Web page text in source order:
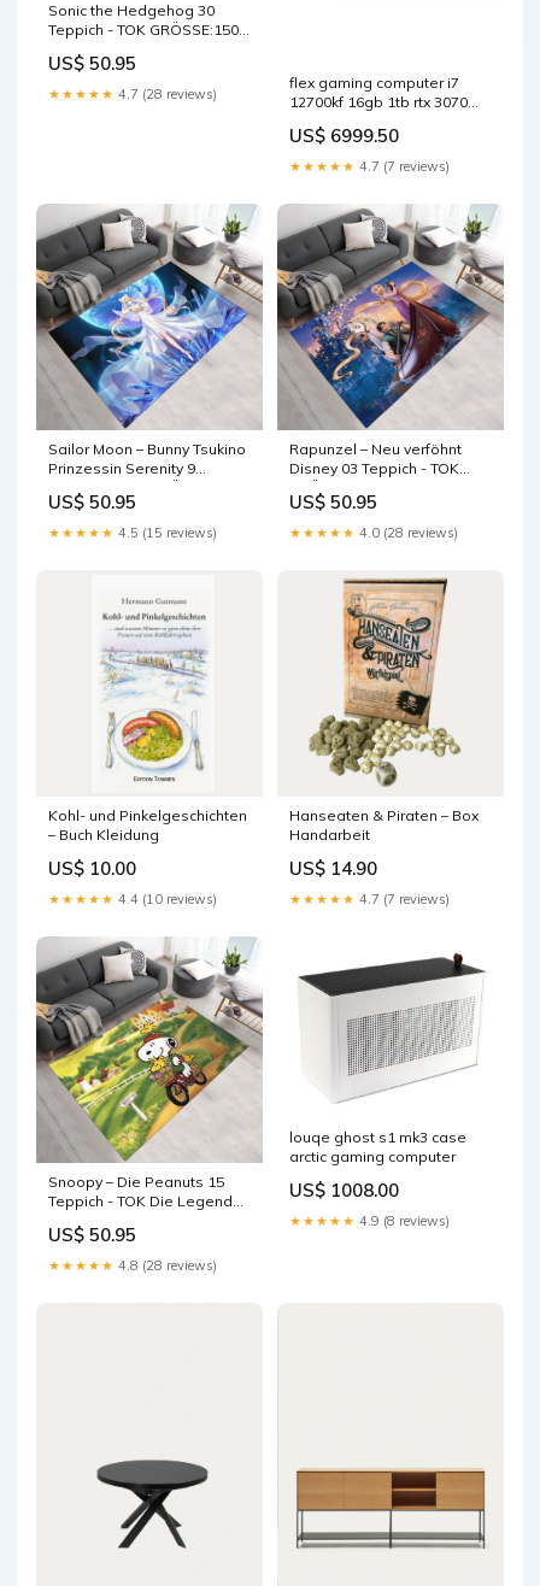
Sonic the Hedgehog 30
Teppich - TOK GRÖSSE:150 x
US$ 50.95
★★★★★ 4.7 (28 reviews)
flex gaming computer i7
12700kf 16gb 1tb rtx 3070
US$ 6999.50
★★★★★ 4.7 (7 reviews)
Sailor Moon – Bunny Tsukino
Prinzessin Serenity 9
120 cm
US$ 50.95
★★★★★ 4.5 (15 reviews)
Rapunzel – Neu verföhnt
Disney 03 Teppich - TOK
US$ 50.95
★★★★★ 4.0 (28 reviews)
Kohl- und Pinkelgeschichten
– Buch Kleidung
US$ 10.00
★★★★★ 4.4 (10 reviews)
Hanseaten & Piraten – Box
Handarbeit
US$ 14.90
★★★★★ 4.7 (7 reviews)
Snoopy – Die Peanuts 15
Teppich - TOK Die Legende
US$ 50.95
★★★★★ 4.8 (28 reviews)
louqe ghost s1 mk3 case
arctic gaming computer
US$ 1008.00
★★★★★ 4.9 (8 reviews)